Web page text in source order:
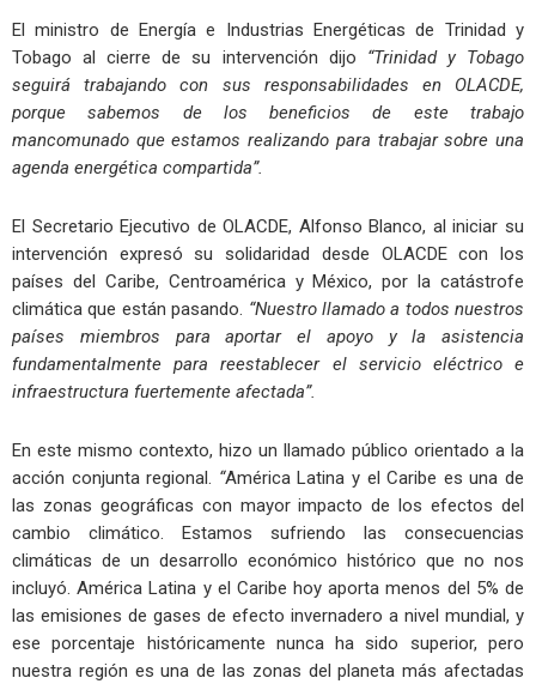
El ministro de Energía e Industrias Energéticas de Trinidad y
Tobago al cierre de su intervención dijo “Trinidad y Tobago
seguirá trabajando con sus responsabilidades en OLACDE,
porque sabemos de los beneficios de este trabajo
mancomunado que estamos realizando para trabajar sobre una
agenda energética compartida”.
El Secretario Ejecutivo de OLACDE, Alfonso Blanco, al iniciar su
intervención expresó su solidaridad desde OLACDE con los
países del Caribe, Centroamérica y México, por la catástrofe
climática que están pasando. “Nuestro llamado a todos nuestros
países miembros para aportar el apoyo y la asistencia
fundamentalmente para reestablecer el servicio eléctrico e
infraestructura fuertemente afectada”.
En este mismo contexto, hizo un llamado público orientado a la
acción conjunta regional. “América Latina y el Caribe es una de
las zonas geográficas con mayor impacto de los efectos del
cambio climático. Estamos sufriendo las consecuencias
climáticas de un desarrollo económico histórico que no nos
incluyó. América Latina y el Caribe hoy aporta menos del 5% de
las emisiones de gases de efecto invernadero a nivel mundial, y
ese porcentaje históricamente nunca ha sido superior, pero
nuestra región es una de las zonas del planeta más afectadas